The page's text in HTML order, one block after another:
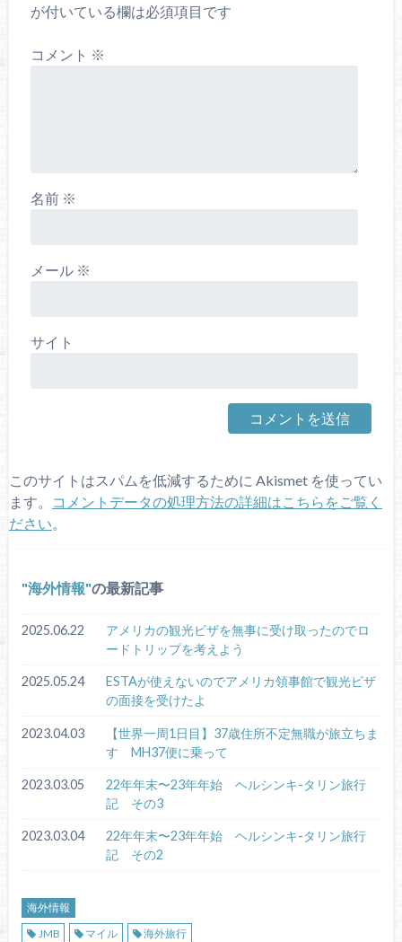
が付いている欄は必須項目です
コメント ※
名前 ※
メール ※
サイト
このサイトはスパムを低減するために Akismet を使ってい
ます。
コメントデータの処理方法の詳細はこちらをご覧く
ださい。
海外情報 の最新記事
2025.06.22
アメリカの観光ビザを無事に受け取ったのでロ
ードトリップを考えよう
2025.05.24
ESTAが使えないのでアメリカ領事館で観光ビザ
の面接を受けたよ
2023.04.03
【世界一周1日目】37歳住所不定無職が旅立ちま
す MH37便に乗って
2023.03.05
22年年末〜23年年始 ヘルシンキ-タリン旅行
記 その3
2023.03.04
22年年末〜23年年始 ヘルシンキ-タリン旅行
記 その2
海外情報
JMB
マイル 海外旅行